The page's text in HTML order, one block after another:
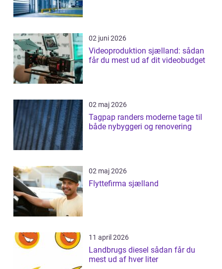
02 juni 2026
Videoproduktion sjælland: sådan
får du mest ud af dit videobudget
02 maj 2026
Tagpap randers moderne tage til
både nybyggeri og renovering
02 maj 2026
Flyttefirma sjælland
11 april 2026
Landbrugs diesel sådan får du
mest ud af hver liter